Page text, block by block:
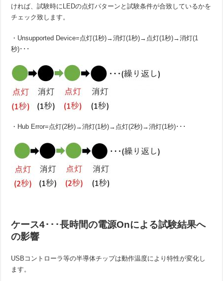
ければ、試験時にLEDの点灯パターンと試験条件が合致しているかを
チェック致します。
・Unsupported Device=点灯(1秒)→消灯(1秒)→点灯(1秒)→消灯(1
秒)･･･
・Hub Error=点灯(2秒)→消灯(1秒)→点灯(2秒)→消灯(1秒)･･･
ケース4･･･長時間の電源Onによる試験結果へ
の影響
USBコントローラ等の半導体チップは動作温度により特性が変化し
ます。